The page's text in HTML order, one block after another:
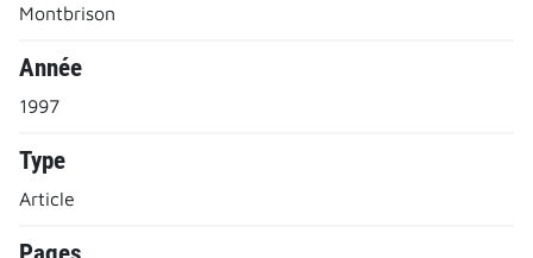
Montbrison
Année
1997
Type
Article